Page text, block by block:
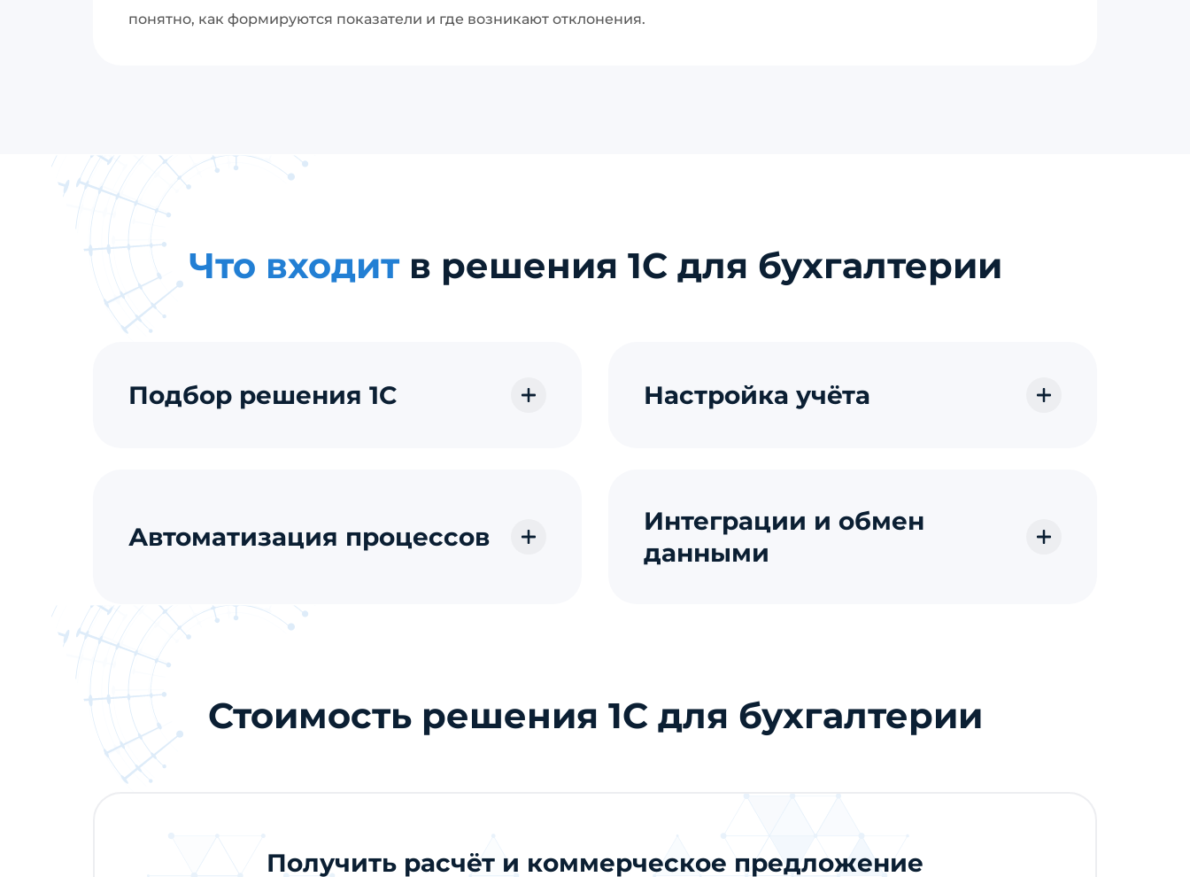
понятно, как формируются показатели и где возникают отклонения.
Что входитв решения 1С для бухгалтерии
Подбор решения 1С Настройка учёта
Автоматизация процессов
Интеграции и обмен
данными
Стоимость решения 1С для бухгалтерии
Получить расчёт и коммерческое предложение